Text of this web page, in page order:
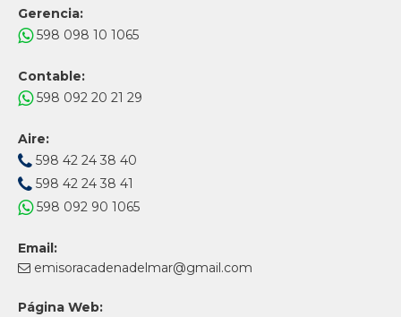
Gerencia:
598 098 10 1065
Contable:
598 092 20 21 29
Aire:
598 42 24 38 40
598 42 24 38 41
598 092 90 1065
Email:
emisoracadenadelmar@gmail.com
Página Web: